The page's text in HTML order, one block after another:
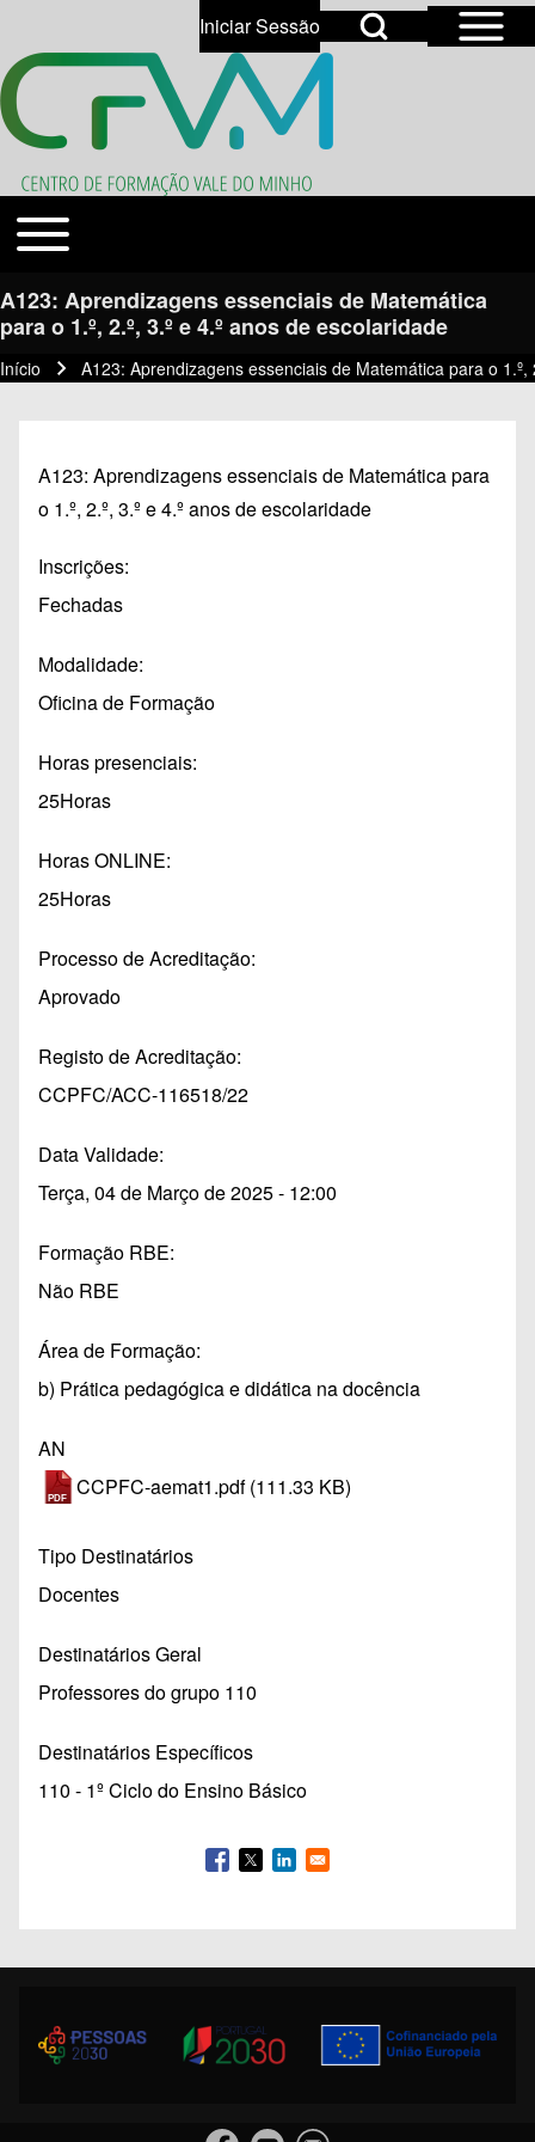
Close search
Search
Open Sidebar
Open Search Block
User account menu
Iniciar SessãoOpen login dialog
Temas
Toggle main menu
A123: Aprendizagens essenciais de Matemática
para o 1.º, 2.º, 3.º e 4.º anos de escolaridade
Navegação estrutural
Início A123: Aprendizagens essenciais de Matemática para o 1.º,
A123: Aprendizagens essenciais de Matemática para
o 1.º, 2.º, 3.º e 4.º anos de escolaridade
Inscrições
Fechadas
Modalidade
Oficina de Formação
Horas presenciais
25Horas
Horas ONLINE
25Horas
Processo de Acreditação
Aprovado
Registo de Acreditação
CCPFC/ACC-116518/22
Data Validade
Terça, 04 de Março de 2025 - 12:00
Formação RBE
Não RBE
Área de Formação
b) Prática pedagógica e didática na docência
AN
CCPFC-aemat1.pdf (111.33 KB)
Tipo Destinatários
Docentes
Destinatários Geral
Professores do grupo 110
Destinatários Específicos
110 - 1º Ciclo do Ensino Básico